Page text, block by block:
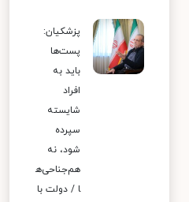
پزشکیان:
پست‌ها
باید به
افراد
شایسته
سپرده
شود، نه
هم‌جناحی‌ه
ا / دولت با